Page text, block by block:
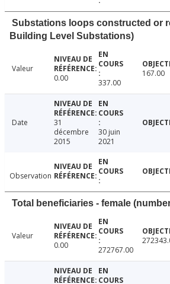
Substations loops constructed or
Building Level Substations)
Valeur
0.00
337.00
167.00
Date
31
décembre
2015
30 juin
2021
Observation
Total beneficiaries - female
Valeur
0.00
272767.00